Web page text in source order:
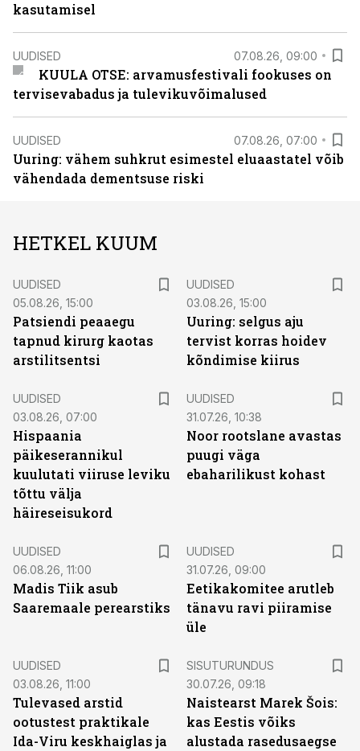
kasutamisel
UUDISED 07.08.26, 09:00
KUULA OTSE: arvamusfestivali fookuses on
tervisevabadus ja tulevikuvõimalused
UUDISED 07.08.26, 07:00
Uuring: vähem suhkrut esimestel eluaastatel võib
vähendada dementsuse riski
HETKEL KUUM
UUDISED
05.08.26, 15:00
Patsiendi peaaegu
tapnud kirurg kaotas
arstilitsentsi
UUDISED
03.08.26, 15:00
Uuring: selgus aju
tervist korras hoidev
kõndimise kiirus
UUDISED
03.08.26, 07:00
Hispaania
päikeserannikul
kuulutati viiruse leviku
tõttu välja
häireseisukord
UUDISED
31.07.26, 10:38
Noor rootslane avastas
puugi väga
ebaharilikust kohast
UUDISED
06.08.26, 11:00
Madis Tiik asub
Saaremaale perearstiks
UUDISED
31.07.26, 09:00
Eetikakomitee arutleb
tänavu ravi piiramise
üle
UUDISED
03.08.26, 11:00
Tulevased arstid
ootustest praktikale
Ida-Viru keskhaiglas ja
SISUTURUNDUS
30.07.26, 09:18
Naistearst Marek Šois:
kas Eestis võiks
alustada rasedusaegse